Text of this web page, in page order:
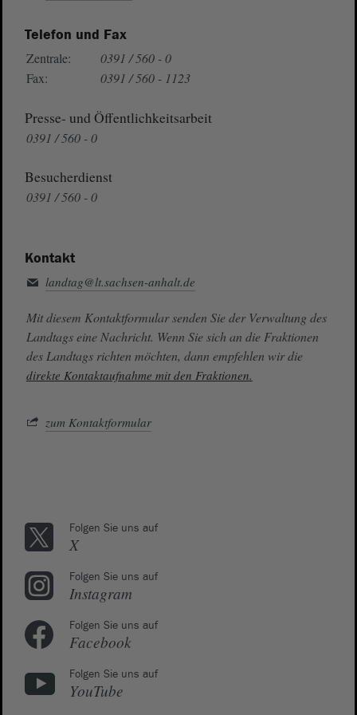
Telefon und Fax
Zentrale:
0391 / 560 - 0
Fax:
0391 / 560 - 1123
Presse- und Öffentlichkeitsarbeit
0391 / 560 - 0
Besucherdienst
0391 / 560 - 0
Kontakt
landtag@lt.sachsen-anhalt.de
Mit diesem Kontaktformular senden Sie der Verwaltung des
Landtags eine Nachricht. Wenn Sie sich an die Fraktionen
des Landtags richten möchten, dann empfehlen wir die
direkte Kontaktaufnahme mit den Fraktionen.
zum Kontaktformular
Folgen Sie uns auf
X
Folgen Sie uns auf
Instagram
Folgen Sie uns auf
Facebook
Folgen Sie uns auf
YouTube